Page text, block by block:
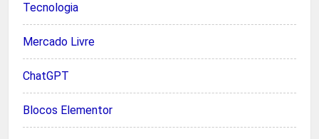
Tecnologia
Mercado Livre
ChatGPT
Blocos Elementor